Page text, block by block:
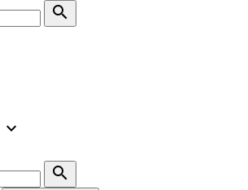
search
expand_more
search